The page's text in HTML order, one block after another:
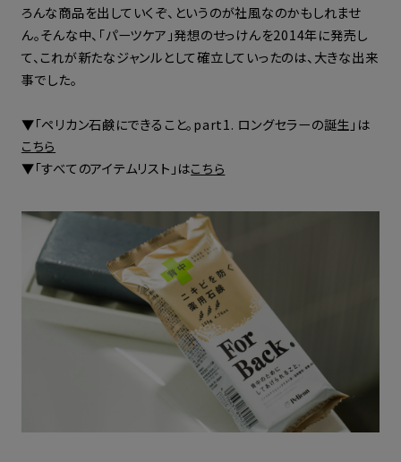
ろんな商品を出していくぞ、というのが社風なのかもしれませ
ん。そんな中、「パーツケア」発想のせっけんを2014年に発売し
て、これが新たなジャンルとして確立していったのは、大きな出来
事でした。
▼「ペリカン石鹸にできること。part1. ロングセラーの誕生」は
こちら
▼「すべてのアイテムリスト」はこちら